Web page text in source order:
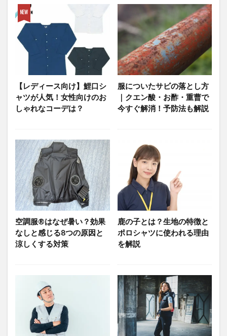
【レディース向け】鯉口シ
ャツが人気！女性向けのお
しゃれなコーデは？
服についたサビの落とし方
｜クエン酸・お酢・重曹で
今すぐ解消！予防法も解説
空調服®はなぜ暑い？効果
なしと感じる8つの原因と
涼しくする対策
鹿の子とは？生地の特徴と
ポロシャツに使われる理由
を解説